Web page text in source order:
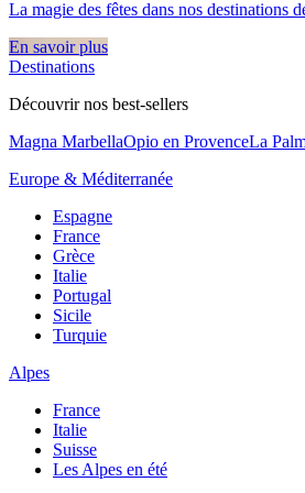
La magie des fêtes dans nos destinations
En savoir plus
Destinations
Découvrir nos best-sellers
Magna MarbellaOpio en ProvenceLa
Europe & Méditerranée
Espagne
France
Grèce
Italie
Portugal
Sicile
Turquie
Alpes
France
Italie
Suisse
Les Alpes en été